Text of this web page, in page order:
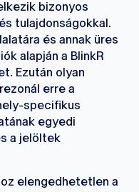
bizonyos
tulajdonságokkal.
és annak üres
alapján a BlinkR
Ezután olyan
erre a
specifikus
egyedi
a jelöltek
elengedhetetlen a